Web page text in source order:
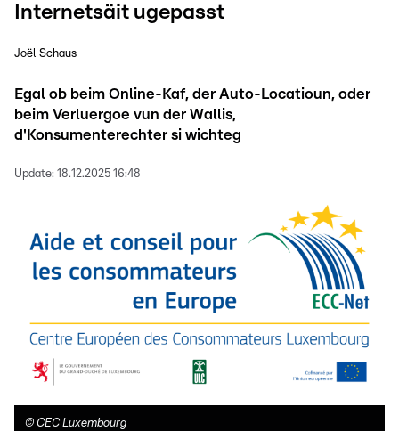
Internetsäit ugepasst
Joël Schaus
Egal ob beim Online-Kaf, der Auto-Locatioun, oder
beim Verluergoe vun der Wallis,
d'Konsumenterechter si wichteg
Update: 18.12.2025 16:48
© CEC Luxembourg